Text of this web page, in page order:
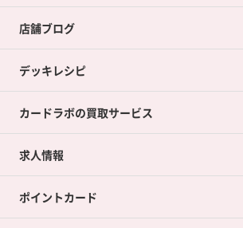
店舗ブログ
デッキレシピ
カードラボの買取サービス
カードラボの買取サービスTOP
店舗買取について
求人情報
ポイントカード